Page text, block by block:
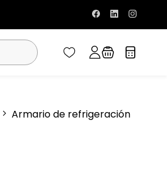
Armario de refrigeración